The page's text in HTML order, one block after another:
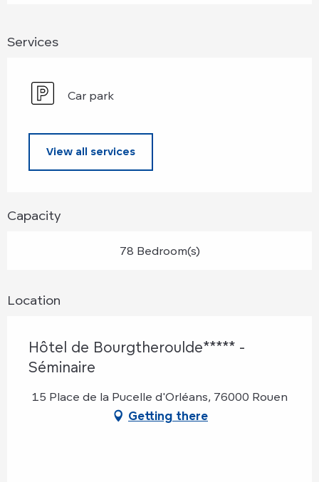
Services
Car park
View all services
Capacity
78 Bedroom(s)
Location
Hôtel de Bourgtheroulde***** -
Séminaire
15 Place de la Pucelle d'Orléans, 76000 Rouen
Getting there